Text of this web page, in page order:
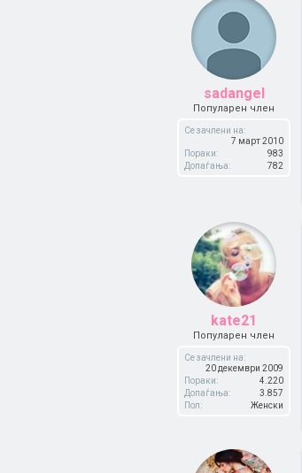
sadangel
Популарен член
Се зачлени на:
7 март 2010
Пораки:
983
Допаѓања:
782
kate21
Популарен член
Се зачлени на:
20 декември 2009
Пораки:
4.220
Допаѓања:
3.857
Пол:
Женски